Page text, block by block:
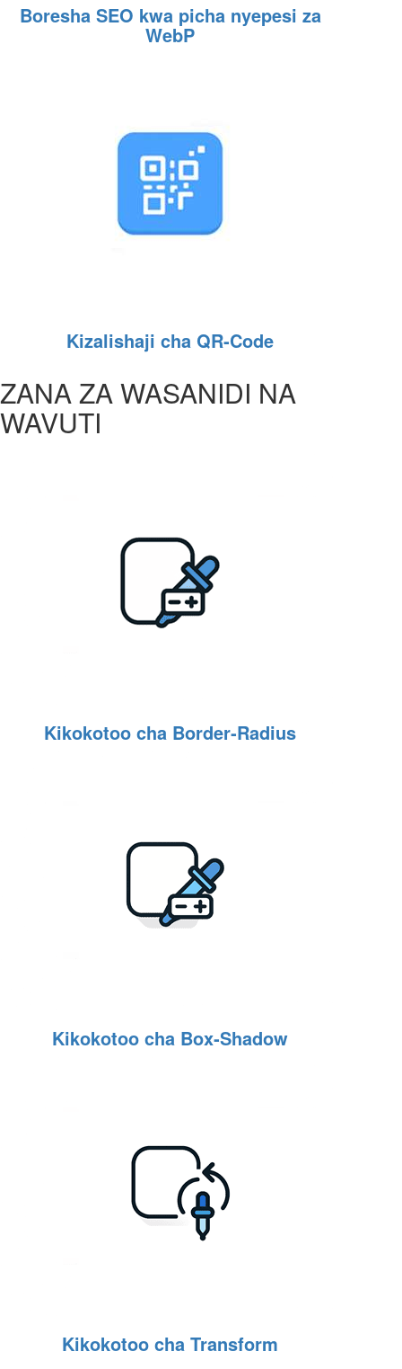
Boresha SEO kwa picha nyepesi za
WebP
Kizalishaji cha QR‑Code
ZANA ZA WASANIDI NA
WAVUTI
Kikokotoo cha Border‑Radius
Kikokotoo cha Box‑Shadow
Kikokotoo cha Transform